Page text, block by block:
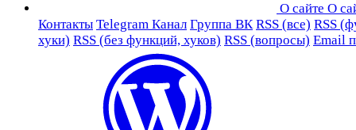
О сайте О
Контакты Telegram Канал Группа ВК RSS (все) RSS
хуки) RSS (без функций, хуков) RSS (вопросы) Email